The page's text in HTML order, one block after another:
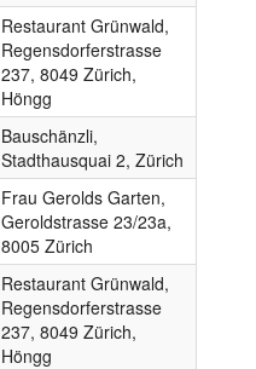
Restaurant Grünwald,
Regensdorferstrasse
237, 8049 Zürich,
Höngg
Bauschänzli,
Stadthausquai 2, Zürich
Frau Gerolds Garten,
Geroldstrasse 23/23a,
8005 Zürich
Restaurant Grünwald,
Regensdorferstrasse
237, 8049 Zürich,
Höngg